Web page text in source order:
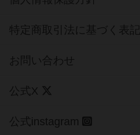
特定商取引法に基づく表記
お問い合わせ
公式X
公式instagram